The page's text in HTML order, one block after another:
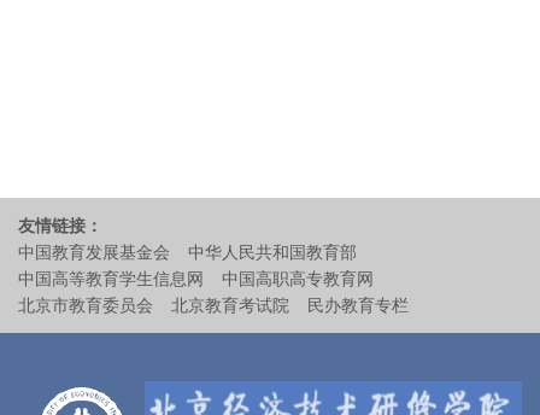
友情链接：
中国教育发展基金会
中华人民共和国教育部
中国高等教育学生信息网
中国高职高专教育网
北京市教育委员会
北京教育考试院 民办教育专栏